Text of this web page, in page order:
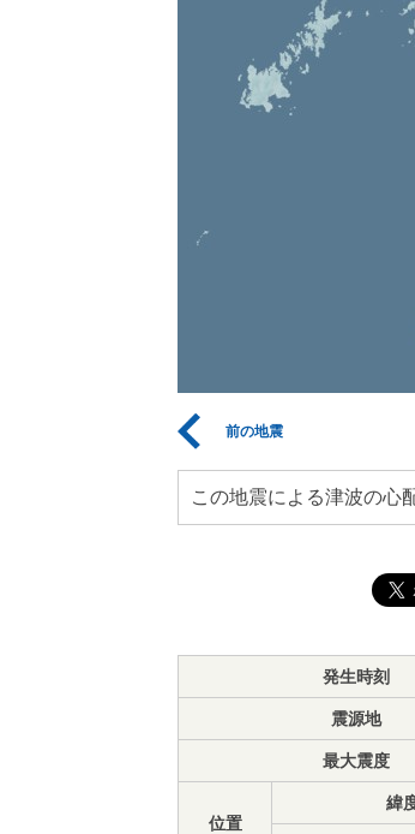
前の地震
この地震による津波の心
発生時刻
震源地
最大震度
位置
緯